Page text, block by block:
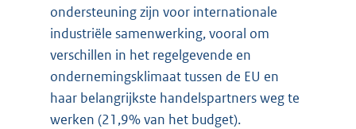
ondersteuning zijn voor internationale
industriële samenwerking, vooral om
verschillen in het regelgevende en
ondernemingsklimaat tussen de EU en
haar belangrijkste handelspartners weg te
werken (21,9% van het budget).